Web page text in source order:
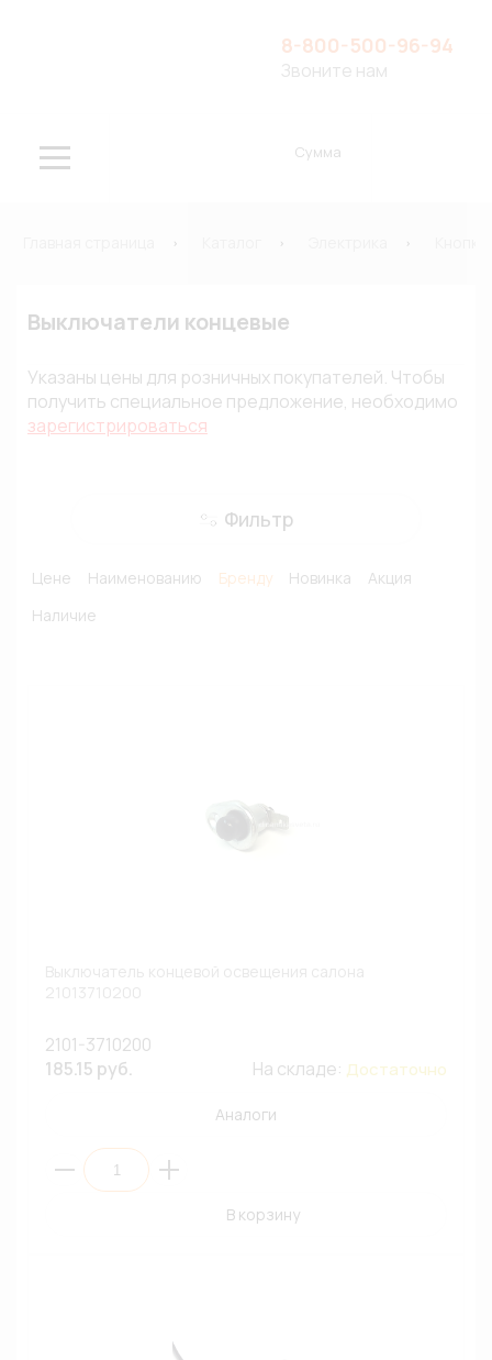
8-800-500-96-94
Звоните нам
Сумма
Выключатели концевые
Указаны цены для розничных покупателей. Чтобы
получить специальное предложение, необходимо
зарегистрироваться
Фильтр
Цене Наименованию Бренду Новинка
Акция
Наличие
2101-3710200
185.15 руб.
На складе: Достаточно
Аналоги
В корзину